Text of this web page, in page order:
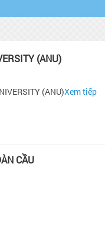
(ANU)
(ANU)Xem tiếp
CẦU